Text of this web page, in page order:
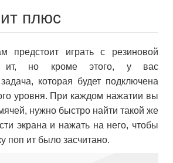
плюс
предстоит играть с резиновой
ит, но кроме этого, у вас
которая будет подключена
уровня. При каждом нажатии вы
нужно быстро найти такой же
экрана и нажать на него, чтобы
поп ит было засчитано.